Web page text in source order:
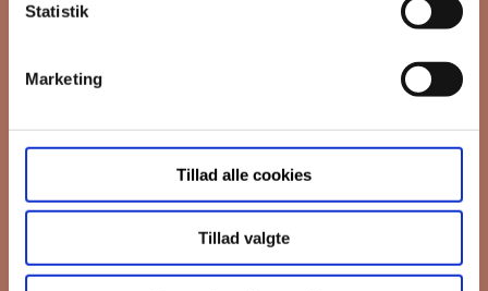
Statistik
Marketing
Tillad alle cookies
Tillad valgte
Interesseret i
Ejerboliger
Lejeboliger
Andelsboliger